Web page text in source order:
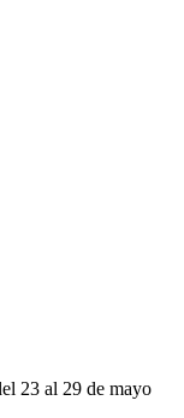
23 al 29 de mayo